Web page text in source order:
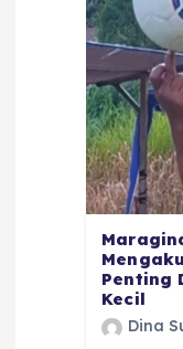
Penting
Kecil
Dina